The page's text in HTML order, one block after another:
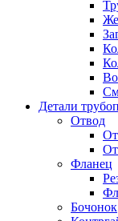
Детали
Отвод
Фланец
Бочонок